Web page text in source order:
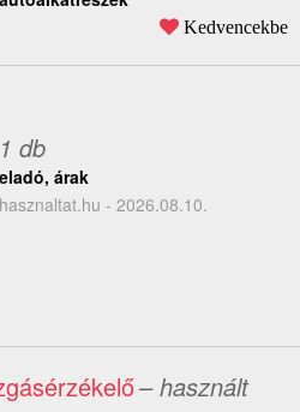
Kedvencekbe
1 db
eladó, árak
hasznaltat.hu - 2026.08.10.
– használt